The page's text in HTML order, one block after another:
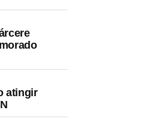
atingir